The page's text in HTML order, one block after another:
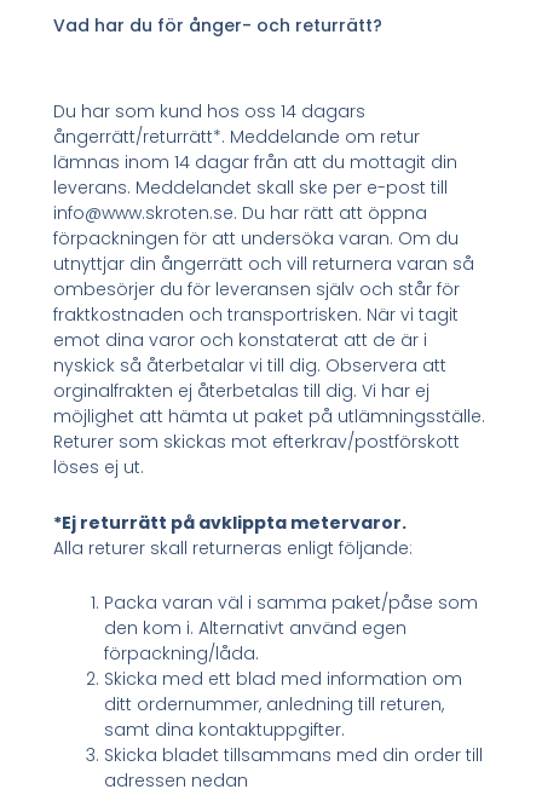
Vad har du för ånger- och returrätt?
Du har som kund hos oss 14 dagars
ångerrätt/returrätt*. Meddelande om retur
lämnas inom 14 dagar från att du mottagit din
leverans. Meddelandet skall ske per e-post till
info@www.skroten.se. Du har rätt att öppna
förpackningen för att undersöka varan. Om du
utnyttjar din ångerrätt och vill returnera varan så
ombesörjer du för leveransen själv och står för
fraktkostnaden och transportrisken. När vi tagit
emot dina varor och konstaterat att de är i
nyskick så återbetalar vi till dig. Observera att
orginalfrakten ej återbetalas till dig. Vi har ej
möjlighet att hämta ut paket på utlämningsställe.
Returer som skickas mot efterkrav/postförskott
löses ej ut.
*Ej returrätt på avklippta metervaror.
Alla returer skall returneras enligt följande:
Packa varan väl i samma paket/påse som
den kom i. Alternativt använd egen
förpackning/låda.
Skicka med ett blad med information om
ditt ordernummer, anledning till returen,
samt dina kontaktuppgifter.
Skicka bladet tillsammans med din order till
adressen nedan